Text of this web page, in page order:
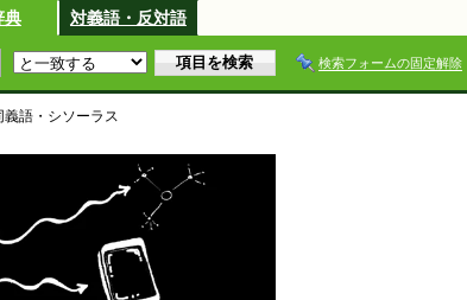
典 対義語・反対語
検索フォームの固定解除
義語・シソーラス